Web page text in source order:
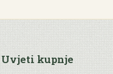
Uvjeti kupnje